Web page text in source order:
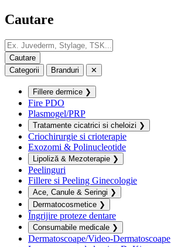
Cautare
Categorii Branduri ✕
Fillere dermice ❯
Fire PDO
Plasmogel/PRP
Tratamente cicatrici si cheloizi ❯
Criochirurgie si crioterapie
Exozomi & Polinucleotide
Lipoliză & Mezoterapie ❯
Peelinguri
Fillere si Peeling Ginecologie
Ace, Canule & Seringi ❯
Dermatocosmetice ❯
Îngrijire proteze dentare
Consumabile medicale ❯
Dermatoscoape/Video-Dermatoscoape